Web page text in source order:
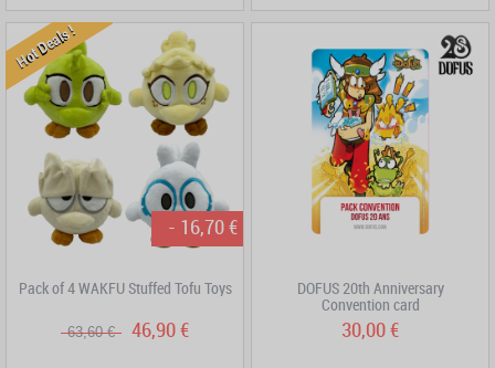
- 16,70 €
Hot Deals !
Pack of 4 WAKFU Stuffed Tofu Toys
63,60 € 46,90 €
DOFUS 20th Anniversary
Convention card
30,00 €